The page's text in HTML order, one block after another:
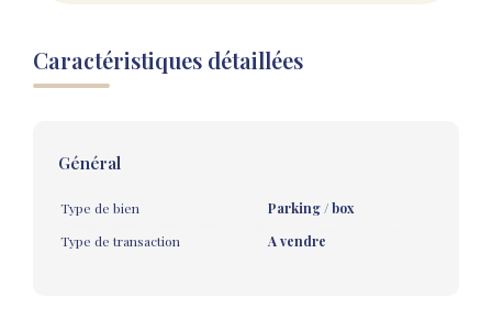
Caractéristiques détaillées
Général
Type de bien
Parking / box
Type de transaction
A vendre